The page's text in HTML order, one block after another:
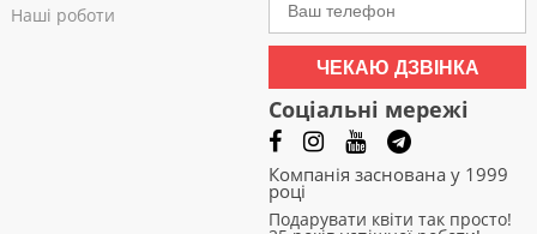
Наші роботи
ЧЕКАЮ ДЗВІНКА
Соціальні мережі
Компанія заснована у 1999
році
Подарувати квіти так просто!